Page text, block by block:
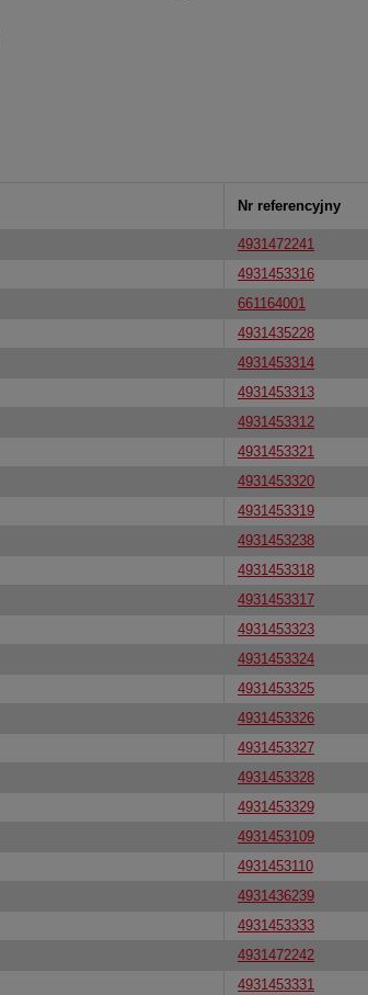
Nr referencyjny
4931472241
4931453316
661164001
4931435228
4931453314
4931453313
4931453312
4931453321
4931453320
4931453319
4931453238
4931453318
4931453317
4931453323
4931453324
4931453325
4931453326
4931453327
4931453328
4931453329
4931453109
4931453110
4931436239
4931453333
4931472242
4931453331